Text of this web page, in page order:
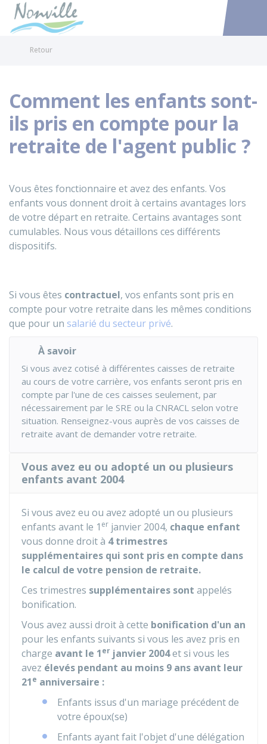
Accéder
Retour
Comment les enfants sont-
ils pris en compte pour la
retraite de l'agent public ?
Vous êtes fonctionnaire et avez des enfants. Vos
enfants vous donnent droit à certains avantages lors
de votre départ en retraite. Certains avantages sont
cumulables. Nous vous détaillons ces différents
dispositifs.
Si vous êtes contractuel, vos enfants sont pris en
compte pour votre retraite dans les mêmes conditions
que pour un salarié du secteur privé.
À savoir
Si vous avez cotisé à différentes caisses de retraite
au cours de votre carrière, vos enfants seront pris en
compte par l'une de ces caisses seulement, par
nécessairement par le SRE ou la CNRACL selon votre
situation. Renseignez-vous auprès de vos caisses de
retraite avant de demander votre retraite.
Vous avez eu ou adopté un ou plusieurs
enfants avant 2004
Si vous avez eu ou avez adopté un ou plusieurs
enfants avant le 1 er janvier 2004, chaque enfant
vous donne droit à 4 trimestres
supplémentaires qui sont pris en compte dans
le calcul de votre pension de retraite.
Ces trimestres supplémentaires sont appelés
bonification.
Vous avez aussi droit à cette bonification d'un an
pour les enfants suivants si vous les avez pris en
charge avant le 1er janvier 2004et si vous les
avez élevés pendant au moins 9 ans avant leur
21e anniversaire :
Enfants issus d'un mariage précédent de
votre époux(se)
Enfants ayant fait l'objet d'une délégation